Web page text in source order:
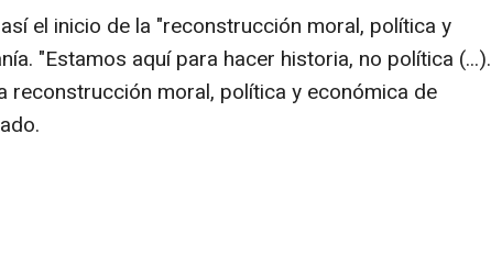
el inicio de la "reconstrucción moral, política y
"Estamos aquí para hacer historia, no política (...).
reconstrucción moral, política y económica de